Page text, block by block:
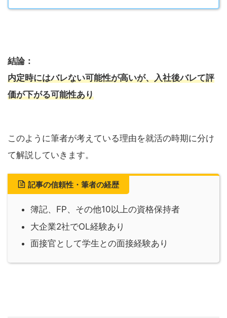
結論：
内定時にはバレない可能性が高いが、入社後バレて評
価が下がる可能性あり
このように筆者が考えている理由を就活の時期に分け
て解説していきます。
記事の信頼性・筆者の経歴
簿記、FP、その他10以上の資格保持者
大企業2社でOL経験あり
面接官として学生との面接経験あり